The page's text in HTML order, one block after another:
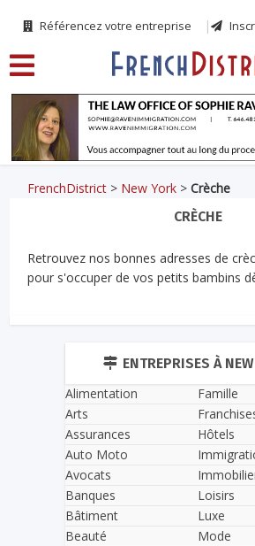
Référencez votre entreprise
FrenchDistrict > New York >Crèche
CRÈCHE
Retrouvez nos bonnes adresses de
pour s'occuper de vos petits bambins
ENTREPRISES À
Alimentation
Arts
Assurances
Auto Moto
Avocats
Banques
Bâtiment
Beauté
Famille
Hôtels
Loisirs
Luxe
Mode